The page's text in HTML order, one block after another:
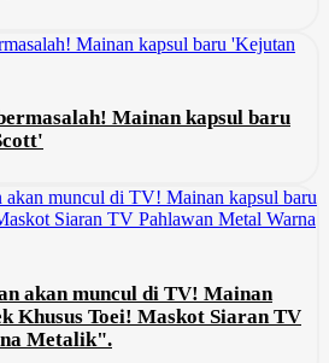
Mainan kapsul baru
akan muncul di TV! Mainan
Khusus Toei! Maskot Siaran TV
Metalik".